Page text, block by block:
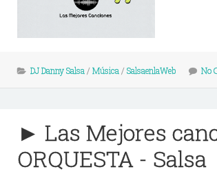
DJ Danny Salsa / Música / SalsaenlaWeb No
► Las Mejores
ORQUESTA - Salsa